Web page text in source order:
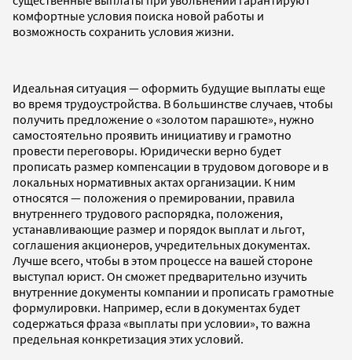
комфортные условия поиска новой работы и
возможность сохранить условия жизни.
Идеальная ситуация — оформить будущие выплаты еще
во время трудоустройства. В большинстве случаев, чтобы
получить предложение о «золотом парашюте», нужно
самостоятельно проявить инициативу и грамотно
провести переговоры. Юридически верно будет
прописать размер компенсации в трудовом договоре и в
локальных нормативных актах организации. К ним
относятся — положения о премировании, правила
внутреннего трудового распорядка, положения,
устанавливающие размер и порядок выплат и льгот,
соглашения акционеров, учредительных документах.
Лучше всего, чтобы в этом процессе на вашей стороне
выступал юрист. Он сможет предварительно изучить
внутренние документы компании и прописать грамотные
формулировки. Например, если в документах будет
содержаться фраза «выплаты при условии», то важна
предельная конкретизация этих условий.